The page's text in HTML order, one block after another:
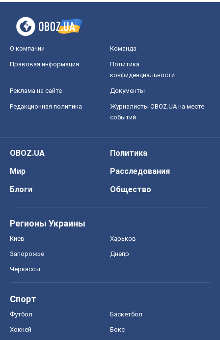
О компании Команда
Правовая информация
Политика
конфиденциальности
Реклама на сайте Документы
Редакционная политика
Журналисты OBOZ.UA на месте
событий
OBOZ.UA
Политика
Мир
Расследования
Блоги
Общество
Регионы Украины
Киев Харьков
Запорожье Днепр
Черкассы
Спорт
Футбол Баскетбол
Хоккей Бокс